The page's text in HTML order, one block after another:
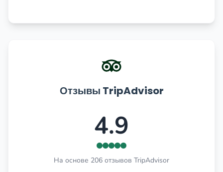
Отзывы TripAdvisor
4.9
На основе 206 отзывов TripAdvisor